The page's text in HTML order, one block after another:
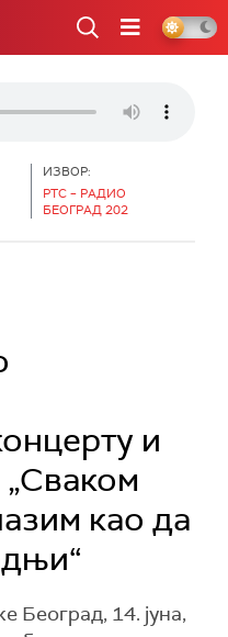
ИЗВОР:
РТС – РАДИО
БЕОГРАД 202
и
као да
Београд, 14. јуна,